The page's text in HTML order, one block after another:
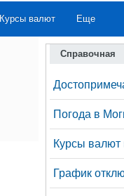
Курсы валют Еще
Справочная
Погода в
Курсы валют
График